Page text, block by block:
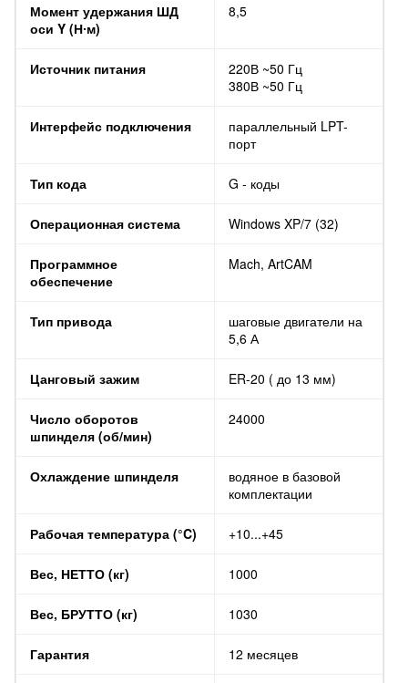
Момент удержания ШД
оси Y (Н∙м)
8,5
Источник питания
220В ~50 Гц
380В ~50 Гц
Интерфейс подключения
параллельный LPT-
порт
Тип кода G - коды
Операционная система Windows XP/7 (32)
Программное
обеспечение
Mach, ArtCAM
Тип привода
шаговые двигатели на
5,6 А
Цанговый зажим ER-20 ( до 13 мм)
Число оборотов
шпинделя (об/мин)
24000
Охлаждение шпинделя
водяное в базовой
комплектации
Рабочая температура (°C) +10...+45
Вес, НЕТТО (кг) 1000
Вес, БРУТТО (кг) 1030
Гарантия 12 месяцев